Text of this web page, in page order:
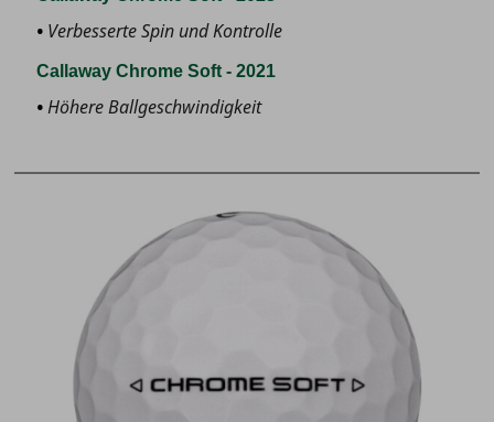
Verbesserte Spin und Kontrolle
Callaway Chrome Soft - 2021
Höhere Ballgeschwindigkeit